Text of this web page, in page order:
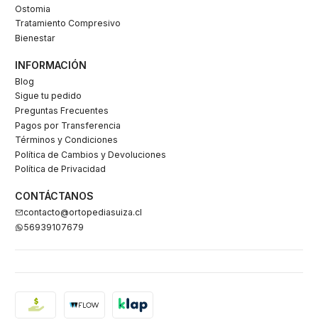
Ostomia
Tratamiento Compresivo
Bienestar
INFORMACIÓN
Blog
Sigue tu pedido
Preguntas Frecuentes
Pagos por Transferencia
Términos y Condiciones
Política de Cambios y Devoluciones
Política de Privacidad
CONTÁCTANOS
contacto@ortopediasuiza.cl
56939107679